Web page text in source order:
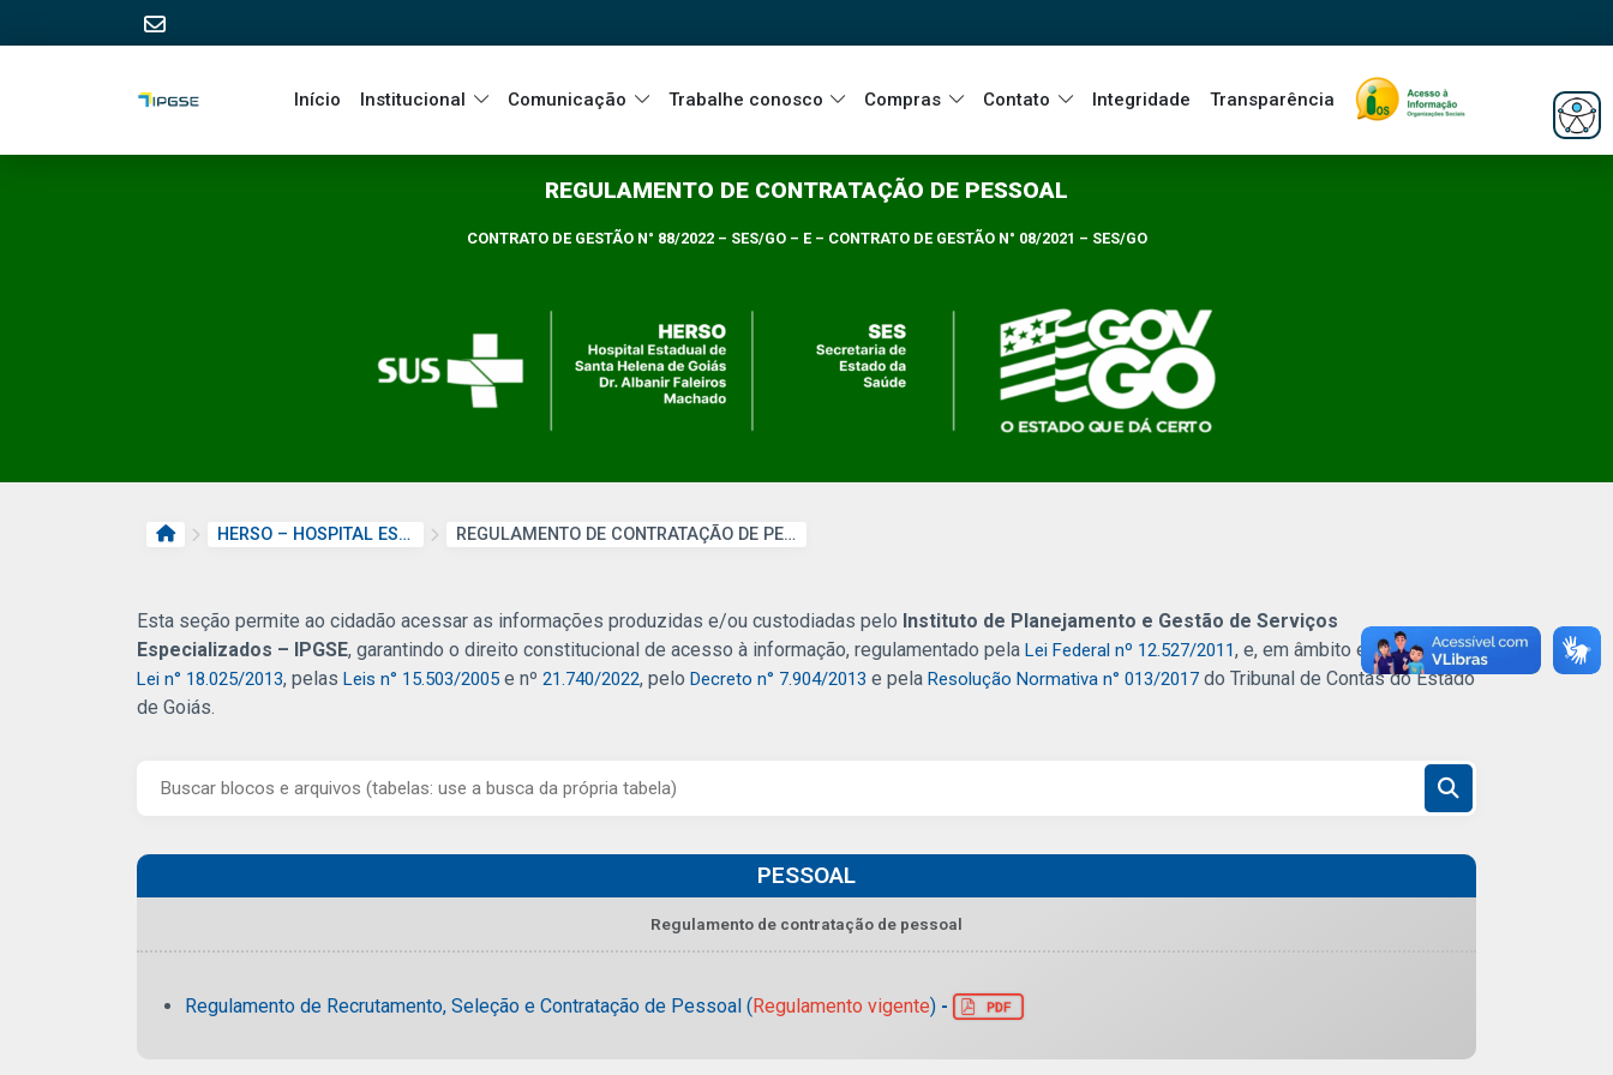
Início Institucional Comunicação Trabalhe conosco Compras Contato Integridade Transparência
REGULAMENTO DE CONTRATAÇÃO DE PESSOAL
CONTRATO DE GESTÃO N° 88/2022 – SES/GO – E – CONTRATO DE GESTÃO N° 08/2021 – SES/GO
PÁGINA INICIAL HERSO – HOSPITAL ESTADUAL DE SANTA HELENA DE GOIÁS DR. ALBANIR FALEIROS MACHADO REGULAMENTO DE CONTRATAÇÃO DE PESSOAL
Esta seção permite ao cidadão acessar as informações produzidas e/ou custodiadas pelo Instituto de Planejamento e Gestão de Serviços
Especializados – IPGSE, garantindo o direito constitucional de acesso à informação, regulamentado pela Lei Federal nº 12.527/2011, e, em âmbito estadual, pela
Lei n° 18.025/2013, pelas Leis n° 15.503/2005 e nº 21.740/2022, pelo Decreto n° 7.904/2013 e pela Resolução Normativa n° 013/2017 do Tribunal de Contas do Estado
de Goiás.
PESSOAL
Regulamento de contratação de pessoal
Regulamento de Recrutamento, Seleção e Contratação de Pessoal ( Regulamento vigente) -